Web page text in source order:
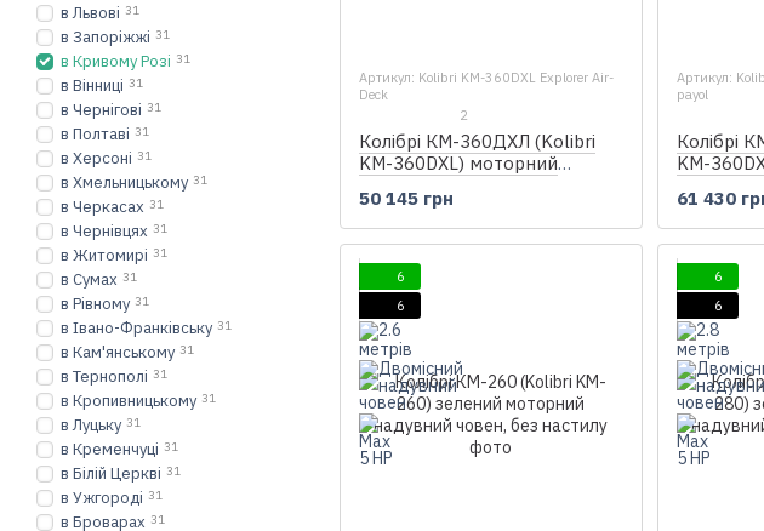
Артикул: Kolibri KM-360DXL Explorer Air-
Deck
2
Колібрі КМ-360ДХЛ (Kolibri
KM-360DXL) моторний
Air-Deck
50 145 грн
Артикул:
payol
Колібрі
KM-
61 430
6
6
6
6
в Львові 31
в Запоріжжі 31
в Кривому Розі 31
в Вінниці 31
в Чернігові 31
в Полтаві 31
в Херсоні 31
в Хмельницькому 31
в Черкасах 31
в Чернівцях 31
в Житомирі 31
в Сумах 31
в Рівному 31
в Івано-Франківську 31
в Кам'янському 31
в Тернополі 31
в Кропивницькому 31
в Луцьку 31
в Кременчуці 31
в Білій Церкві 31
в Ужгороді 31
в Броварах 31